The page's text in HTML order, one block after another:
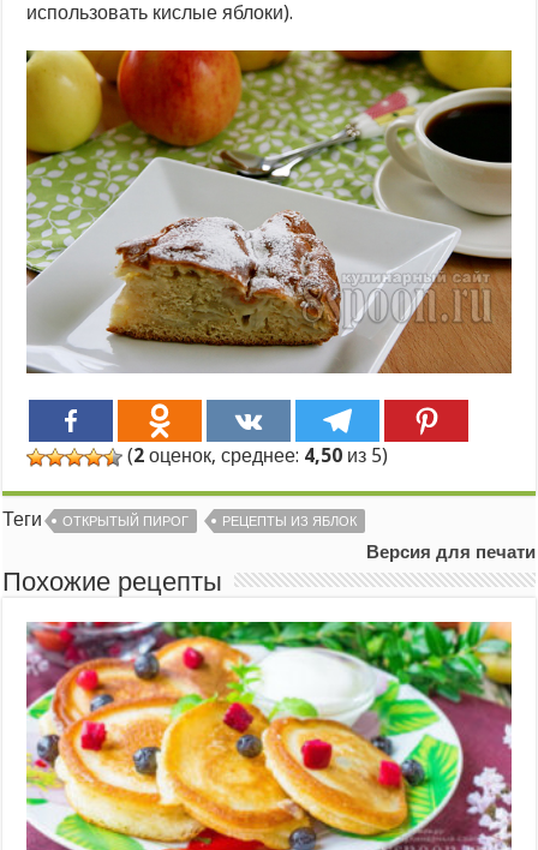
использовать кислые яблоки).
(2 оценок, среднее: 4,50 из 5)
Теги ОТКРЫТЫЙ ПИРОГ РЕЦЕПТЫ ИЗ ЯБЛОК
Версия для печати
Похожие рецепты